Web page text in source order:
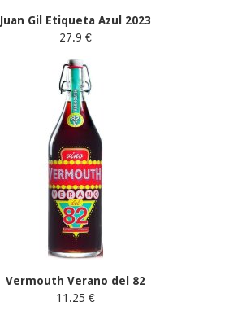
Juan Gil Etiqueta Azul 2023
27.9 €
Vermouth Verano del 82
11.25 €